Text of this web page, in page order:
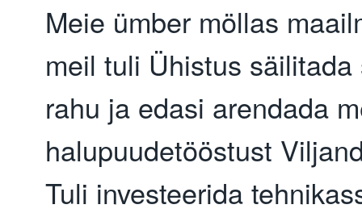
Meie ümber möllas
meil tuli Ühistus säilitada
rahu ja edasi arendada
halupuudetööstust
Tuli investeerida